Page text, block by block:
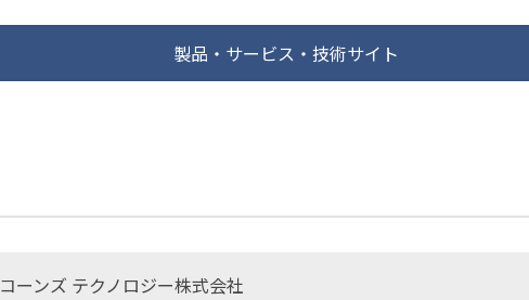
製品・サービス・技術サイト
コーンズ テクノロジー株式会社